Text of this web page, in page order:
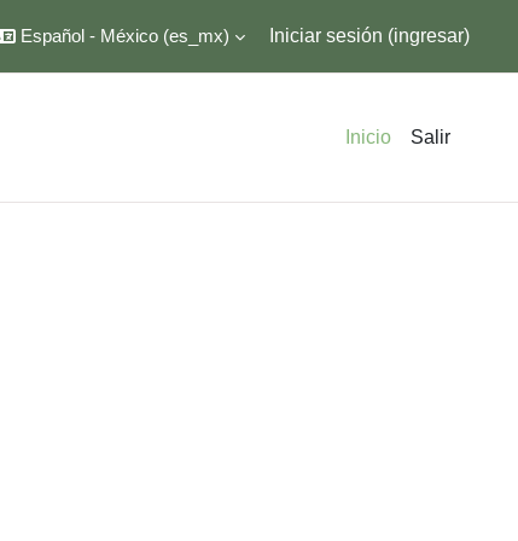
Español - México ‎(es_mx)‎ Iniciar sesión (ingresar)
Inicio Salir